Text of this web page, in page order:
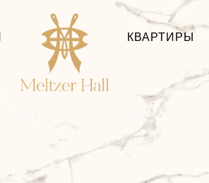
КВАРТИРЫ